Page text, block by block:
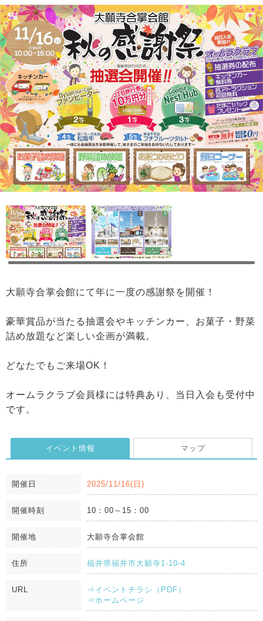
大願寺合掌会館にて年に一度の感謝祭を開催！
豪華賞品が当たる抽選会やキッチンカー、お菓子・野菜
詰め放題など楽しい企画が満載。
どなたでもご来場OK！
オームラクラブ会員様には特典あり、当日入会も受付中
です。
イベント情報 マップ
開催日 2025/11/16(日)
開催時刻 10：00～15：00
開催地 大願寺合掌会館
住所 福井県福井市大願寺1-10-4
URL
⇒イベントチラシ（PDF）
⇒ホームページ